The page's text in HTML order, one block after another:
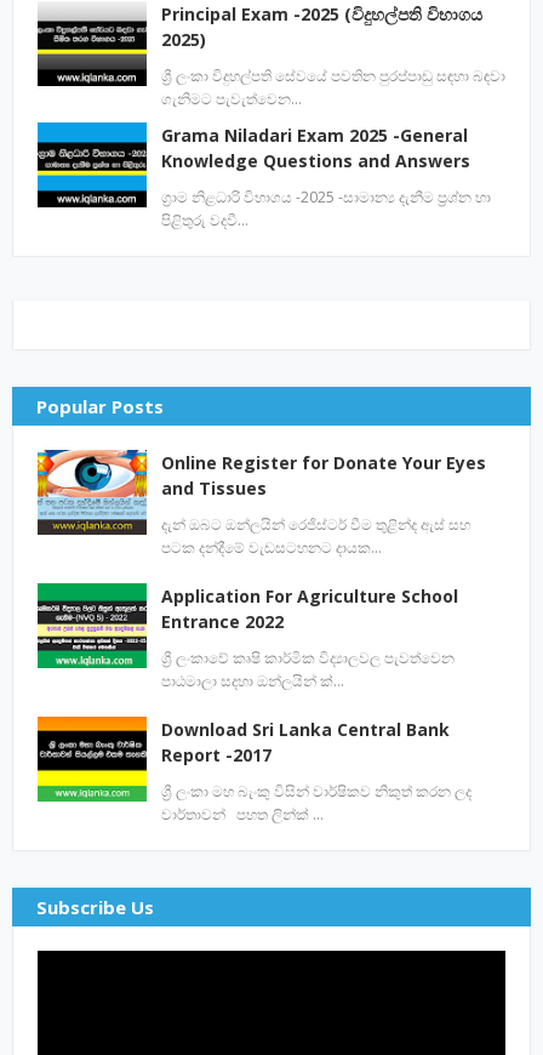
Principal Exam -2025 (විදුහල්පති විභාගය
2025)
ශ්‍රී ලංකා විදුහල්පති සේවයේ පවතින පුරප්පාඩු සඳහා බඳවා
ගැනිමට පැවැත්වෙන…
Grama Niladari Exam 2025 -General
Knowledge Questions and Answers
ග්‍රාම නිළධාරි විභාගය -2025 -සාමාන්‍ය දැනීම ප්‍රශ්න හා
පිළිතුරු වදවී…
Popular Posts
Online Register for Donate Your Eyes
and Tissues
දැන් ඔබට ඔන්ලයින් රෙජිස්ටර් වීම තුළින්ද ඇස් සහ
පටක දන්දීමේ වැඩසටහනට දායක…
Application For Agriculture School
Entrance 2022
ශ්‍රී ලංකාවේ කෘෂි කාර්මික විද්‍යාලවල පැවත්වෙන
පාඨමාලා සදහා ඔන්ලයින් ක්…
Download Sri Lanka Central Bank
Report -2017
ශ්‍රී ලංකා මහ බැංකු විසින් වාර්ෂිකව නිකුත් කරන ලද
වාර්තාවන් පහත ලින්ක් …
Subscribe Us